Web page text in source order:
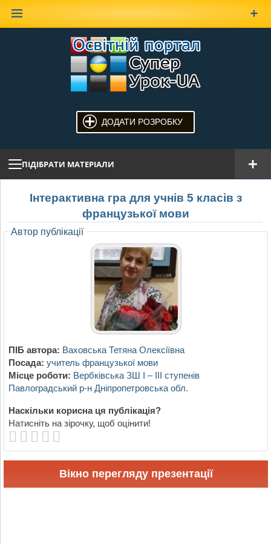
ДОДАТИ РОЗРОБКУ
ПІДІБРАТИ МАТЕРІАЛИ
Інтерактивна гра для учнів 5 класів з
французької мови
Автор публікації
ПІБ автора: Ваховська Тетяна Олексіївна
Посада: учитель французької мови
Місце роботи: Вербківська ЗШ І – ІІІ ступенів
Павлоградський р-н Дніпропетровська обл.
Наскільки корисна ця публікація?
Натисніть на зірочку, щоб оцінити!
Вікно перегляду презентації